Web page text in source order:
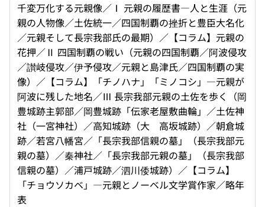
千変万化する元親像／Ⅰ 元親の履歴書―人と生涯（元
親の人物像／土佐統一／四国制覇の挫折と豊臣大名化
／元親そして長宗我部氏の最期）／【コラム】元親の
花押／Ⅱ 四国制覇の戦い（元親の四国制覇／阿波侵攻
／讃岐侵攻／伊予侵攻／元親と島津氏／四国制覇の実
像）／【コラム】「チノハナ」「ミノコシ」―元親が
阿波に残した地名／Ⅲ 長宗我部元親の土佐を歩く（岡
豊城跡主郭部／岡豊城跡「伝家老屋敷曲輪」／土佐神
社（一宮神社）／高知城跡（大 高坂城跡）／朝倉城
跡／若宮八幡宮／「長宗我部信親の墓」（長宗我部元
親の墓）／秦神社／「長宗我部元親の墓」（長宗我部
信親の墓）／浦戸城跡／泗川倭城跡）／【コラム】
「チョウソカベ」―元親とノーベル文学賞作家／略年
表